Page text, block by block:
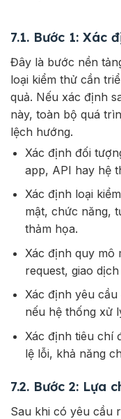
7.1. Bước 1: Xác
Đây là bước nền
loại kiểm thử cần
quả. Nếu xác định
này, toàn bộ quá
lệch hướng.
Xác định đối
app, API hay hệ
Xác định loại
mật, chức năng,
thảm họa.
Xác định quy mô
request, giao
Xác định yêu
nếu hệ thống xử
Xác định tiêu chí
lệ lỗi, khả năng
7.2. Bước 2: Lựa
Sau khi có yêu cầu